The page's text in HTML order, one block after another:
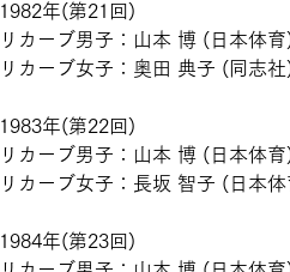
1982年(第21回)
リカーブ男子：山本 博 (日本体育
リカーブ女子：奥田 典子 (同志社
1983年(第22回)
リカーブ男子：山本 博 (日本体育
リカーブ女子：長坂 智子 (日本体
1984年(第23回)